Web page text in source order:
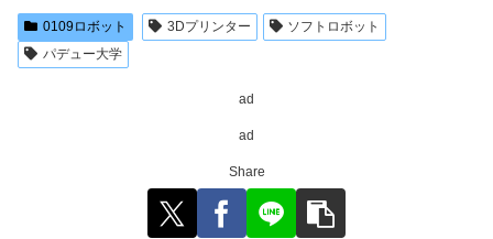
0109ロボット 3Dプリンター
ソフトロボット
パデュー大学
ad
ad
Share